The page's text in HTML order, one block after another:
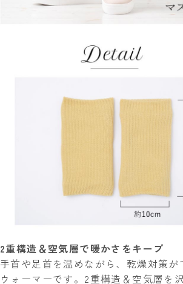
2重構造＆空気層で暖かさをキープ
手首や足首を温めながら、乾燥対策が
ウォーマーです。2重構造＆空気層を